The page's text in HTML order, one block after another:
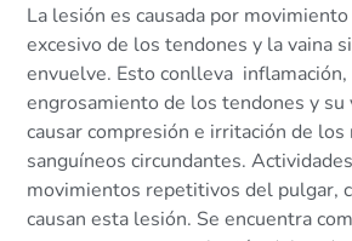
La lesión es causada por
excesivo de los tendones y la vaina
envuelve. Esto conlleva inflamación,
engrosamiento de los tendones y su
causar compresión e irritación de los
sanguíneos circundantes.
movimientos repetitivos del pulgar,
causan esta lesión. Se encuentra